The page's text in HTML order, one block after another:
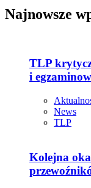
Najnowsze
TLP
i
News
TLP
Kolejna